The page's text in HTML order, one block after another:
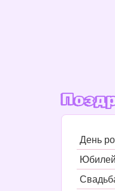
День
Юбилей